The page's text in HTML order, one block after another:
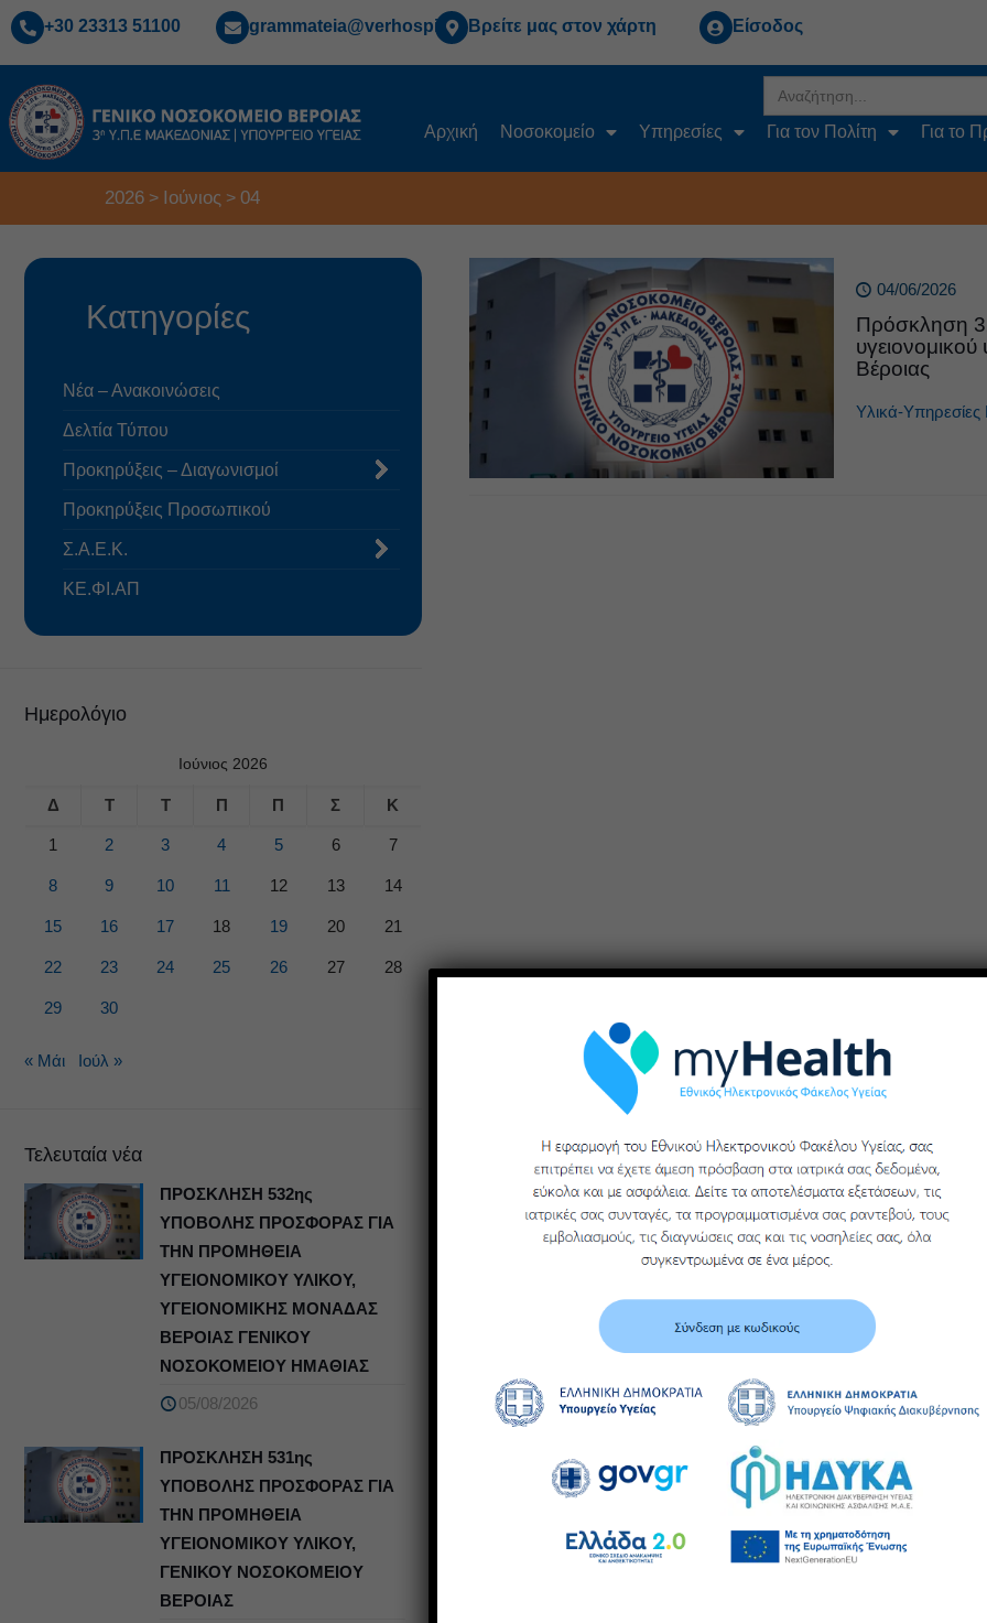
+30 23313 51100 grammateia@verhospi.gr Βρείτε μας στον χάρτη Είσοδος
for:
Αρχική
Νοσοκομείο Υπηρεσίες Για τον Πολίτη Για το
2026> Ιούνιος > 04
04/06/2026
Πρόσκληση
Βέροιας
Υλικά-Υπηρεσίες
Κατηγορίες
Νέα – Ανακοινώσεις
Δελτία Τύπου
Προκηρύξεις – Διαγωνισμοί
Προκηρύξεις Προσωπικού
Σ.Α.Ε.Κ.
ΚΕ.ΦΙ.ΑΠ
Ημερολόγιο
Ιούνιος 2026
Δ Τ Τ Π Π Σ Κ
1 2 3 4 5 6 7
8 9 10 11 12 13 14
15 16 17 18 19 20 21
22 23 24 25 26 27 28
29 30
« Μάι Ιούλ »
Τελευταία νέα
ΠΡΟΣΚΛΗΣΗ 532ης
ΥΠΟΒΟΛΗΣ ΠΡΟΣΦΟΡΑΣ ΓΙΑ
ΤΗΝ ΠΡΟΜΗΘΕΙΑ
ΥΓΕΙΟΝΟΜΙΚΟΥ ΥΛΙΚΟΥ,
ΥΓΕΙΟΝΟΜΙΚΗΣ ΜΟΝΑΔΑΣ
ΒΕΡΟΙΑΣ ΓΕΝΙΚΟΥ
ΝΟΣΟΚΟΜΕΙΟΥ ΗΜΑΘΙΑΣ
05/08/2026
ΠΡΟΣΚΛΗΣΗ 531ης
ΥΠΟΒΟΛΗΣ ΠΡΟΣΦΟΡΑΣ ΓΙΑ
ΤΗΝ ΠΡΟΜΗΘΕΙΑ
ΥΓΕΙΟΝΟΜΙΚΟΥ ΥΛΙΚΟΥ,
ΓΕΝΙΚΟΥ ΝΟΣΟΚΟΜΕΙΟΥ
ΒΕΡΟΙΑΣ